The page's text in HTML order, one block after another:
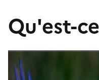
Qu'est-